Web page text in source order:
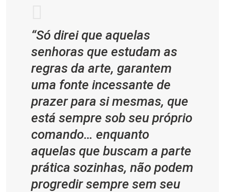
“Só direi que aquelas
senhoras que estudam as
regras da arte, garantem
uma fonte incessante de
prazer para si mesmas, que
está sempre sob seu próprio
comando… enquanto
aquelas que buscam a parte
prática sozinhas, não podem
progredir sempre sem seu